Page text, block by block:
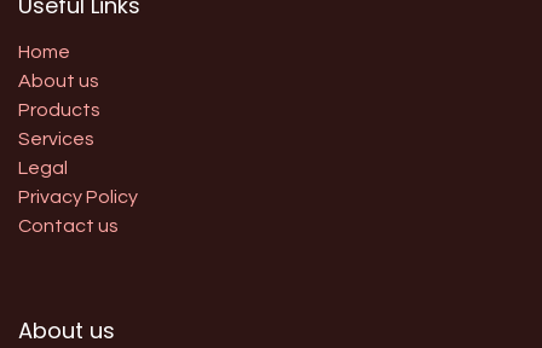
Home
About us
Products
Services
Legal
Privacy Policy
Contact us
About us